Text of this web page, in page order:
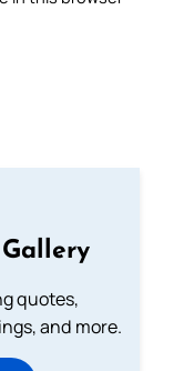
quotes,
and more.